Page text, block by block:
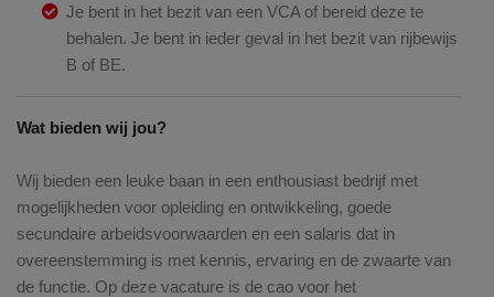
Je bent in het bezit van een VCA of bereid deze te
behalen. Je bent in ieder geval in het bezit van rijbewijs
B of BE.
Wat bieden wij jou?
Wij bieden een leuke baan in een enthousiast bedrijf met
mogelijkheden voor opleiding en ontwikkeling, goede
secundaire arbeidsvoorwaarden en een salaris dat in
overeenstemming is met kennis, ervaring en de zwaarte van
de functie. Op deze vacature is de cao voor het